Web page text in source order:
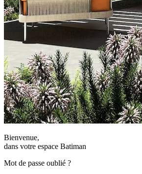
Bienvenue,
dans votre espace Batiman
Mot de passe oublié ?